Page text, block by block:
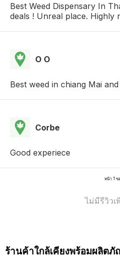
Best Weed Dispensary In
deals ! Unreal place. Highly
O O
Best weed in chiang Mai
Corbe
Good experiece
หน้า 1 ข
ไม่มีรีวิวเ
ร้านค้าใกล้เคียงพร้อมผลิต